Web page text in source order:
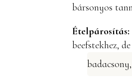
bársonyos
Ételpárosítás:
beefstekhez,
badacsony,